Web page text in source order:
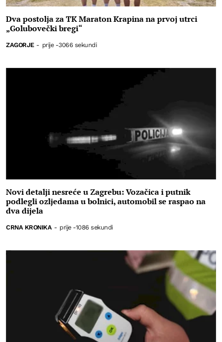
Dva postolja za TK Maraton Krapina na prvoj utrci
„Golubovečki bregi“
ZAGORJE - prije -3066 sekundi
Novi detalji nesreće u Zagrebu: Vozačica i putnik
podlegli ozljedama u bolnici, automobil se raspao na
dva dijela
CRNA KRONIKA - prije -1086 sekundi